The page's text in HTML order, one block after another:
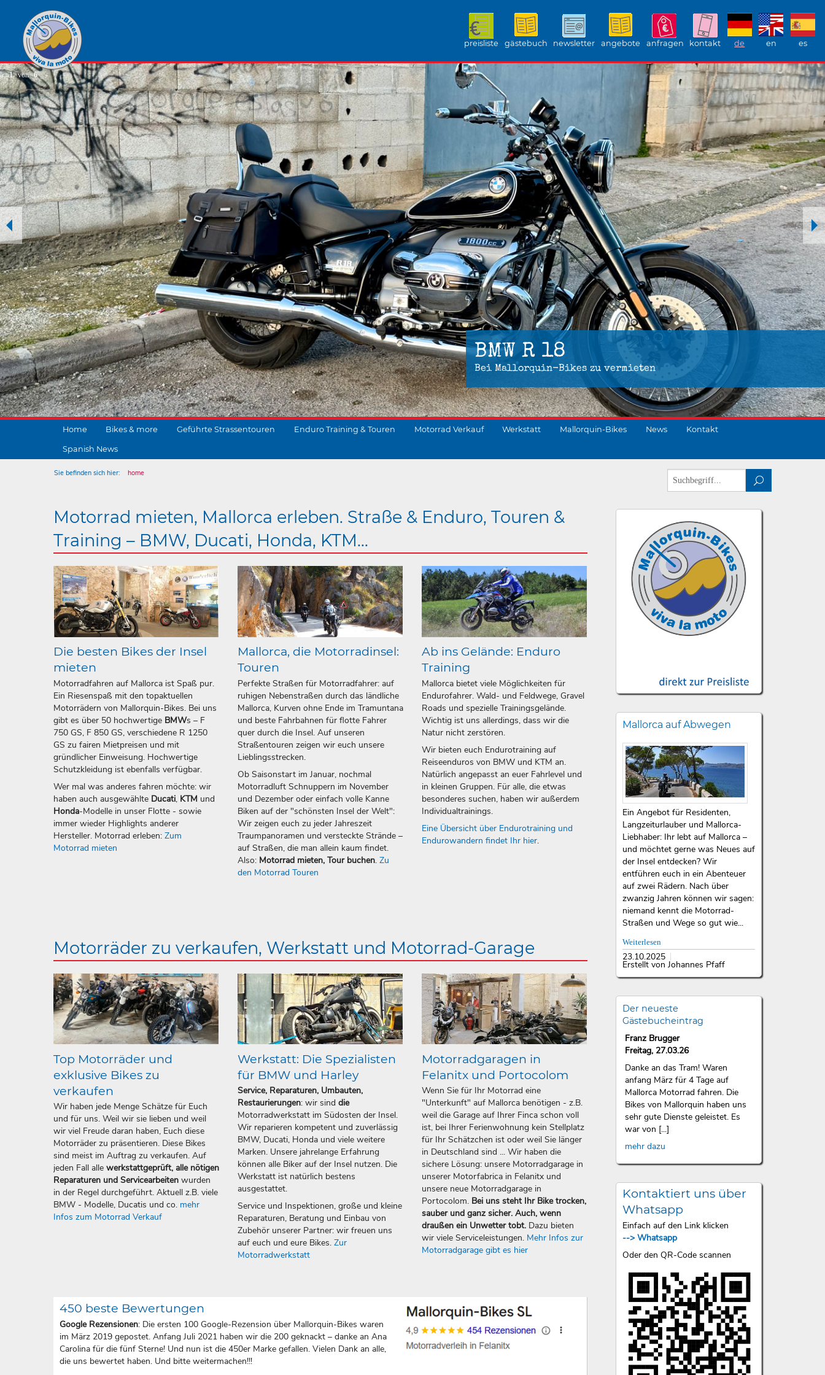
preisliste gästebuch newsletter angebote anfragen kontakt de en es
BMW R 18
Bei Mallorquin-Bikes zu vermieten
1 von 6
Home Bikes & more Geführte Strassentouren Enduro Training & Touren Motorrad Verkauf Werkstatt Mallorquin-Bikes News Kontakt
Spanish News
Sie befinden sich hier:
home
Mallorca auf Abwegen
Ein Angebot für Residenten,
Langzeiturlauber und Mallorca-
Liebhaber: Ihr lebt auf Mallorca –
und möchtet gerne was Neues auf
der Insel entdecken? Wir
entführen euch in ein Abenteuer
auf zwei Rädern. Nach über
zwanzig Jahren können wir sagen:
niemand kennt die Motorrad-
Straßen und Wege so gut wie...
Weiterlesen
23.10.2025
Erstellt von Johannes Pfaff
Der neueste
Gästebucheintrag
Franz Brugger
Freitag, 27.03.26
Danke an das Tram! Waren
anfang März für 4 Tage auf
Mallorca Motorrad fahren. Die
Bikes von Mallorquin haben uns
sehr gute Dienste geleistet. Es
war von [...]
mehr dazu
Kontaktiert uns über
Whatsapp
Einfach auf den Link klicken
--> Whatsapp
Oder den QR-Code scannen
Motorrad mieten, Mallorca erleben. Straße & Enduro, Touren &
Training – BMW, Ducati, Honda, KTM...
Die besten Bikes der Insel
mieten
Motorradfahren auf Mallorca ist Spaß pur.
Ein Riesenspaß mit den topaktuellen
Motorrädern von Mallorquin-Bikes. Bei uns
gibt es über 50 hochwertige BMWs – F
750 GS, F 850 GS, verschiedene R 1250
GS zu fairen Mietpreisen und mit
gründlicher Einweisung. Hochwertige
Schutzkleidung ist ebenfalls verfügbar.
Wer mal was anderes fahren möchte: wir
haben auch ausgewählte Ducati, KTM und
Honda-Modelle in unser Flotte - sowie
immer wieder Highlights anderer
Hersteller. Motorrad erleben: Zum
Motorrad mieten
Mallorca, die Motorradinsel:
Touren
Perfekte Straßen für Motorradfahrer: auf
ruhigen Nebenstraßen durch das ländliche
Mallorca, Kurven ohne Ende im Tramuntana
und beste Fahrbahnen für flotte Fahrer
quer durch die Insel. Auf unseren
Straßentouren zeigen wir euch unsere
Lieblingsstrecken.
Ob Saisonstart im Januar, nochmal
Motorradluft Schnuppern im November
und Dezember oder einfach volle Kanne
Biken auf der "schönsten Insel der Welt":
Wir zeigen euch zu jeder Jahreszeit
Traumpanoramen und versteckte Strände –
auf Straßen, die man allein kaum findet.
Also: Motorrad mieten, Tour buchen.Zu
den Motorrad Touren
Ab ins Gelände: Enduro
Training
Mallorca bietet viele Möglichkeiten für
Endurofahrer. Wald- und Feldwege, Gravel
Roads und spezielle Trainingsgelände.
Wichtig ist uns allerdings, dass wir die
Natur nicht zerstören.
Wir bieten euch Endurotraining auf
Reiseenduros von BMW und KTM an.
Natürlich angepasst an euer Fahrlevel und
in kleinen Gruppen. Für alle, die etwas
besonderes suchen, haben wir außerdem
Individualtrainings.
Eine Übersicht über Endurotraining und
Endurowandern findet Ihr hier.
Motorräder zu verkaufen, Werkstatt und Motorrad-Garage
Top Motorräder und
exklusive Bikes zu
verkaufen
Wir haben jede Menge Schätze für Euch
und für uns. Weil wir sie lieben und weil
wir viel Freude daran haben, Euch diese
Motorräder zu präsentieren. Diese Bikes
sind meist im Auftrag zu verkaufen. Auf
jeden Fall alle werkstattgeprüft, alle nötigen
Reparaturen und Servicearbeiten wurden
in der Regel durchgeführt. Aktuell z.B. viele
BMW - Modelle, Ducatis und co. mehr
Infos zum Motorrad Verkauf
Werkstatt: Die Spezialisten
für BMW und Harley
Service, Reparaturen, Umbauten,
Restaurierungen: wir sinddie
Motorradwerkstatt im Südosten der Insel.
Wir reparieren kompetent und zuverlässig
BMW, Ducati, Honda und viele weitere
Marken. Unsere jahrelange Erfahrung
können alle Biker auf der Insel nutzen. Die
Werkstatt ist natürlich bestens
ausgestattet.
Service und Inspektionen, große und kleine
Reparaturen, Beratung und Einbau von
Zubehör unserer Partner: wir freuen uns
auf euch und eure Bikes.Zur
Motorradwerkstatt
Motorradgaragen in
Felanitx und Portocolom
Wenn Sie für Ihr Motorrad eine
"Unterkunft" auf Mallorca benötigen - z.B.
weil die Garage auf Ihrer Finca schon voll
ist, bei Ihrer Ferienwohnung kein Stellplatz
für Ihr Schätzchen ist oder weil Sie länger
in Deutschland sind ... Wir haben die
sichere Lösung: unsere Motorradgarage in
unserer Motorfabrica in Felanitx und
unsere neue Motorradgarage in
Portocolom. Bei uns steht Ihr Bike trocken,
sauber und ganz sicher. Auch, wenn
draußen ein Unwetter tobt. Dazu bieten
wir viele Serviceleistungen. Mehr Infos zur
Motorradgarage gibt es hier
450 beste Bewertungen
Google Rezensionen: Die ersten 100 Google-Rezension über Mallorquin-Bikes waren
im März 2019 gepostet. Anfang Juli 2021 haben wir die 200 geknackt – danke an Ana
Carolina für die fünf Sterne! Und nun ist die 450er Marke gefallen. Vielen Dank an alle,
die uns bewertet haben. Und bitte weitermachen!!!